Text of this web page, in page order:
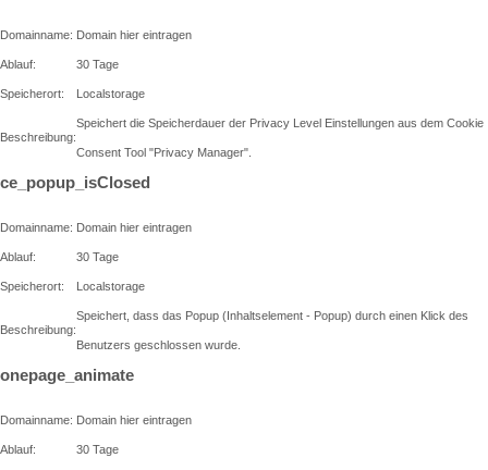
Domainname: Domain hier eintragen
Ablauf: 30 Tage
Speicherort: Localstorage
Beschreibung:
Speichert die Speicherdauer der Privacy Level Einstellungen aus dem Cookie
Consent Tool "Privacy Manager".
ce_popup_isClosed
Domainname: Domain hier eintragen
Ablauf: 30 Tage
Speicherort: Localstorage
Beschreibung:
Speichert, dass das Popup (Inhaltselement - Popup) durch einen Klick des
Benutzers geschlossen wurde.
onepage_animate
Domainname: Domain hier eintragen
Ablauf: 30 Tage